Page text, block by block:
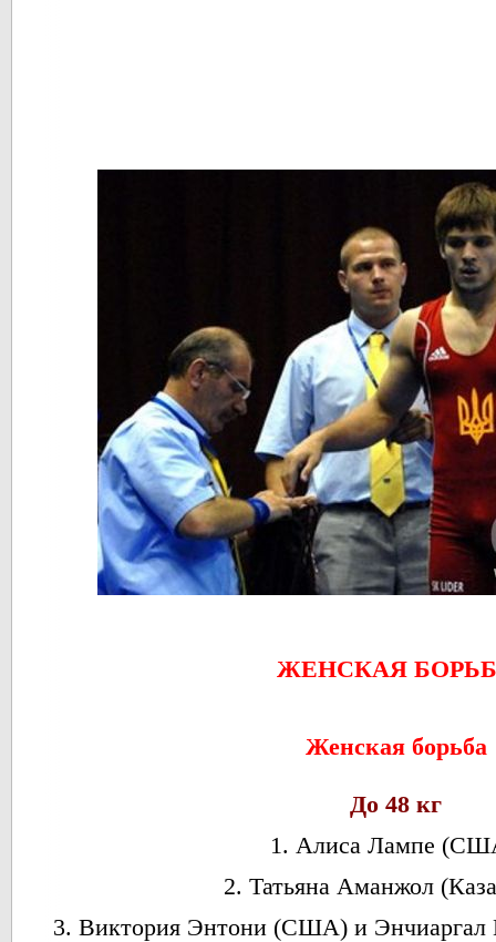
ЖЕНСКАЯ
Женская борьба
До 48 кг
1. Алиса Лампе
2. Татьяна Аманжол
3. Виктория Энтони (США) и Энчиаргал